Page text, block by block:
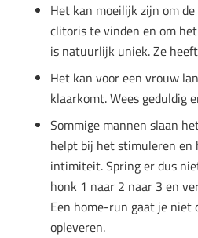
Het kan moeilijk zijn om
clitoris te vinden en om
is natuurlijk uniek. Ze
Het kan voor een vrouw
klaarkomt. Wees geduldig
Sommige mannen slaan
helpt bij het stimuleren en
intimiteit. Spring er dus
honk 1 naar 2 naar 3 en
Een home-run gaat je niet
opleveren.